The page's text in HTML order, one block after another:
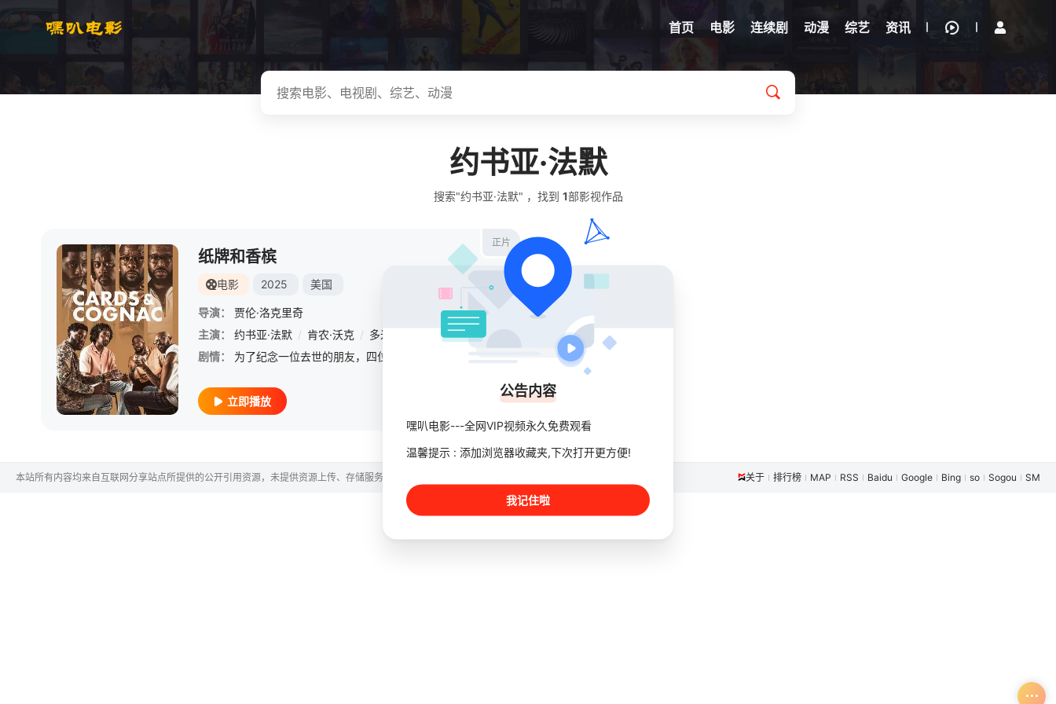
首页 电影 连续剧 动漫 综艺 资讯
约书亚·法默
搜索"约书亚·法默" ，找到 1部影视作品
正片
纸牌和香槟
电影 2025 美国
导演：
贾伦·洛克里奇
主演：
约书亚·法默 / 肯农·沃克 / 多米尼克·拉特里斯
剧情：
立即播放
关于 排行榜 MAP RSS Baidu Google Bing so Sogou SM
本站所有内容均来自互联网分享站点所提供的公开引用资源，未提供资源上传、存储服务。
公告内容
嘿叭电影---全网VIP视频永久免费观看
温馨提示 : 添加浏览器收藏夹,下次打开更方便!
我记住啦